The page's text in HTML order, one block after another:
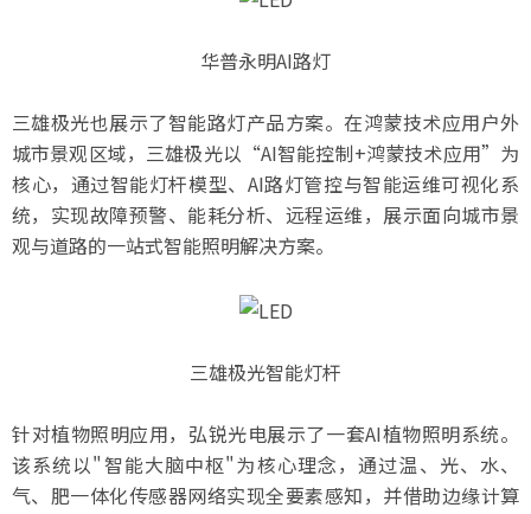
华普永明AI路灯
三雄极光也展示了智能路灯产品方案。在鸿蒙技术应用户外
城市景观区域，三雄极光以“AI智能控制+鸿蒙技术应用”为
核心，通过智能灯杆模型、AI路灯管控与智能运维可视化系
统，实现故障预警、能耗分析、远程运维，展示面向城市景
观与道路的一站式智能照明解决方案。
三雄极光智能灯杆
针对植物照明应用，弘锐光电展示了一套AI植物照明系统。
该系统以"智能大脑中枢"为核心理念，通过温、光、水、
气、肥一体化传感器网络实现全要素感知，并借助边缘计算